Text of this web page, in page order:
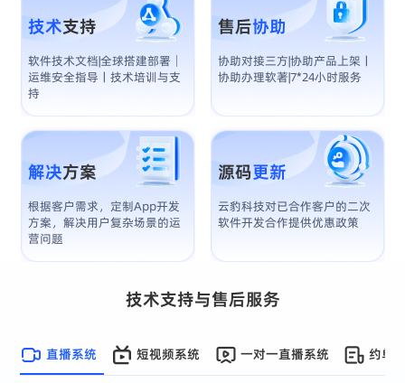
技术支持
软件技术文档|全球搭建部署│
运维安全指导丨技术培训与支
持
售后协助
协助对接三方|协助产品上架丨
协助办理软著|7*24小时服务
解决方案
根据客户需求，定制app开发
方案，解决用户复杂场景的运
营问题
源码更新
云豹科技对已合作客户的二次
软件开发合作提供优惠政策
技术支持与售后服务
直播系统 短视频系统 一对一直播系统 约单